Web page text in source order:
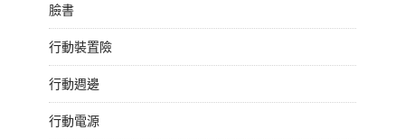
臉書
行動裝置險
行動週邊
行動電源